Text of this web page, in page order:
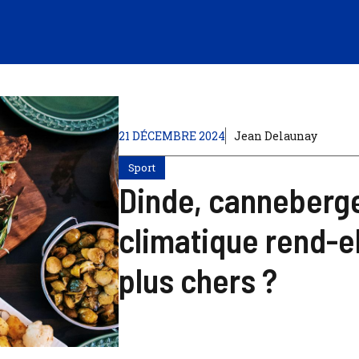
21 DÉCEMBRE 2024 Jean Delaunay
Sport
Dinde,
climatique rend-
plus chers ?